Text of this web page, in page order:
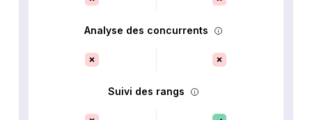
Analyse des concurrents
Suivi des rangs